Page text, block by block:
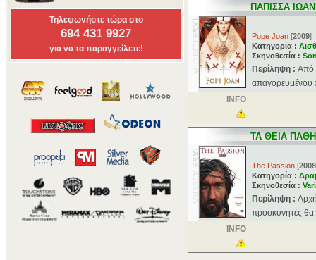
Τηλεφωνήστε τώρα στο
694 431 9927
για να τα παραγγείλετε!
ΠΑΠΙΣΣΑ
Pope Joan [2009]
Κατηγορία :
Σκηνοθεσία :
Περίληψη : Από
απαγορευμένου
INFO
ΤΑ ΘΕΙΑ ΠΑΘΗ
The Passion [2008
Κατηγορία :
Σκηνοθεσία :
Περίληψη :
προσκυνητές θα
INFO